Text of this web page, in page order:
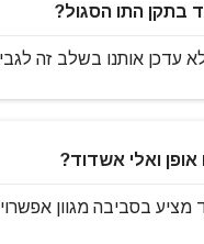
בתקן התו הסגול?
עדכן אותנו בשלב זה
ואלי אשדוד?
בסביבה מגוון